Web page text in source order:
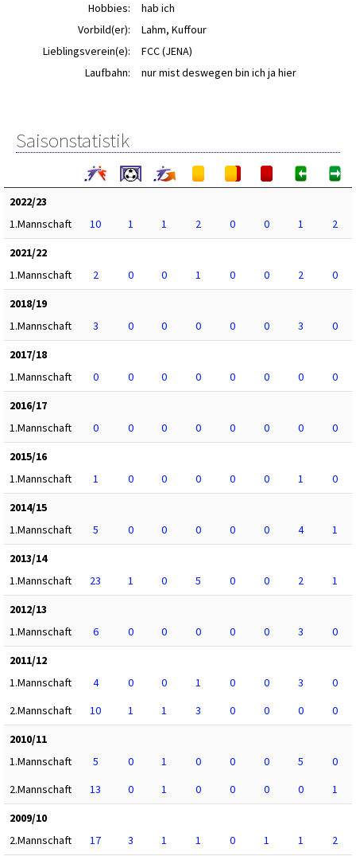
Hobbies:
hab ich
Vorbild(er):
Lahm, Kuffour
Lieblingsverein(e):
FCC (JENA)
Laufbahn:
nur mist deswegen bin ich ja hier
Saisonstatistik
2022/23
1.Mannschaft
10 1 1 2 0 0 1
2
2021/22
1.Mannschaft
2 0 0 1 0 0 2
0
2018/19
1.Mannschaft
3 0 0 0 0 0 3
0
2017/18
1.Mannschaft
0 0 0 0 0 0 0
0
2016/17
1.Mannschaft
0 0 0 0 0 0 0
0
2015/16
1.Mannschaft
1 0 0 0 0 0 1
0
2014/15
1.Mannschaft
5 0 0 0 0 0 4
1
2013/14
1.Mannschaft
23 1 0 5 0 0 2
1
2012/13
1.Mannschaft
6 0 0 0 0 0 3
0
2011/12
1.Mannschaft
4 0 0 1 0 0 3
0
2.Mannschaft
10 1 1 3 0 0 0
0
2010/11
1.Mannschaft
5 0 1 0 0 0 5
0
2.Mannschaft
13 0 1 0 0 0 0
1
2009/10
2.Mannschaft
17 3 1 1 0 1 1
2